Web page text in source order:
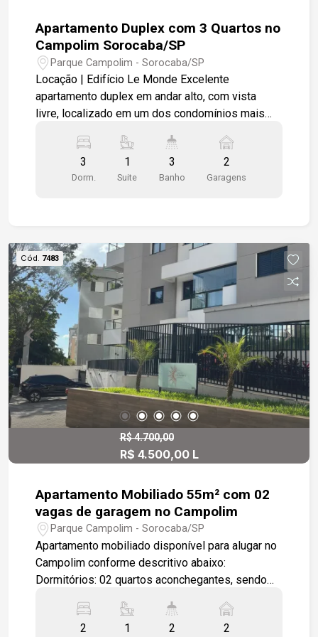
Apartamento Duplex com 3 Quartos no
Campolim Sorocaba/SP
Parque Campolim - Sorocaba/SP
Locação | Edifício Le Monde Excelente
apartamento duplex em andar alto, com vista
livre, localizado em um dos condomínios mais
Características do imóvel -3 quartos, sendo 1
suíte com closet e sacada. 3 banheiros (suíte,
banheiro social e lavabo). 2 vagas de garagem
planejados na cozinha, quartos e banheiros
Pavimento Inferior Sala de estar e jantar
integradas Cozinha planejada Área gourmet com
churrasqueira Lavabo Lavanderia Pavimento
Superior Suíte com closet e sacada 2 dormitórios
Banheiro social Roupeiro no corredor Lazer e
infraestrutura do condomínio Academia completa
Piscinas Quadra poliesportiva Espaço gourmet
com quiosque Playground Brinquedoteca Sala de
jogos Vagas para visitantes Portaria e segurança
Depósito
3
Dorm.
1
Suite
3
Banho
2
Garagens
Cód. 7483
R$ 4.700,00
R$ 4.500,00 L
Apartamento Mobiliado 55m² com 02
vagas de garagem no Campolim
Parque Campolim - Sorocaba/SP
Apartamento mobiliado disponível para alugar no
Campolim conforme descritivo abaixo:
Dormitórios: 02 quartos aconchegantes, sendo
excelente qualidade. Living: Sala de estar
moderna e climatizada com aparelho de ar-
2 1 2 2